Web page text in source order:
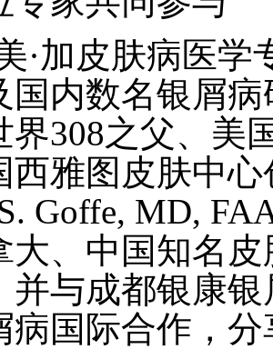
·加皮肤病医
国内数名银屑
界308之父、美
西雅图皮肤中
Goffe, MD,
大、中国知名
并与成都银康
病国际合作，